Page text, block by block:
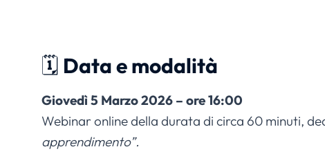
🗓️ Data e modalità
Giovedì 5 Marzo 2026 – ore 16:00
Webinar online della durata di circa 60 minuti,
apprendimento”.